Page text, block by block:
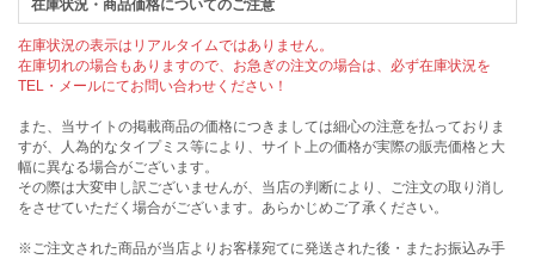
在庫状況・商品価格についてのご注意
在庫状況の表示はリアルタイムではありません。
在庫切れの場合もありますので、お急ぎの注文の場合は、必ず在庫状況を
TEL・メールにてお問い合わせください！
また、当サイトの掲載商品の価格につきましては細心の注意を払っておりま
すが、人為的なタイプミス等により、サイト上の価格が実際の販売価格と大
幅に異なる場合がございます。
その際は大変申し訳ございませんが、当店の判断により、ご注文の取り消し
をさせていただく場合がございます。あらかじめご了承ください。
※ご注文された商品が当店よりお客様宛てに発送された後・またお振込み手